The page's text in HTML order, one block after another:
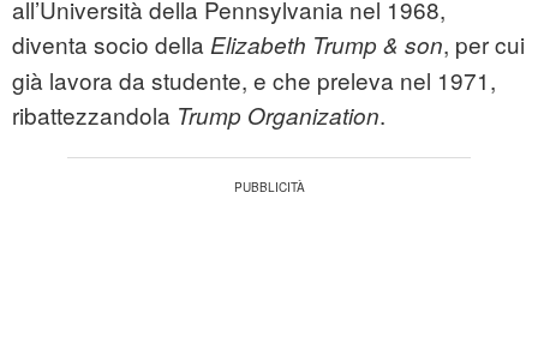
all’Università della Pennsylvania nel 1968,
diventa socio della Elizabeth Trump & son, per cui
già lavora da studente, e che preleva nel 1971,
ribattezzandola Trump Organization.